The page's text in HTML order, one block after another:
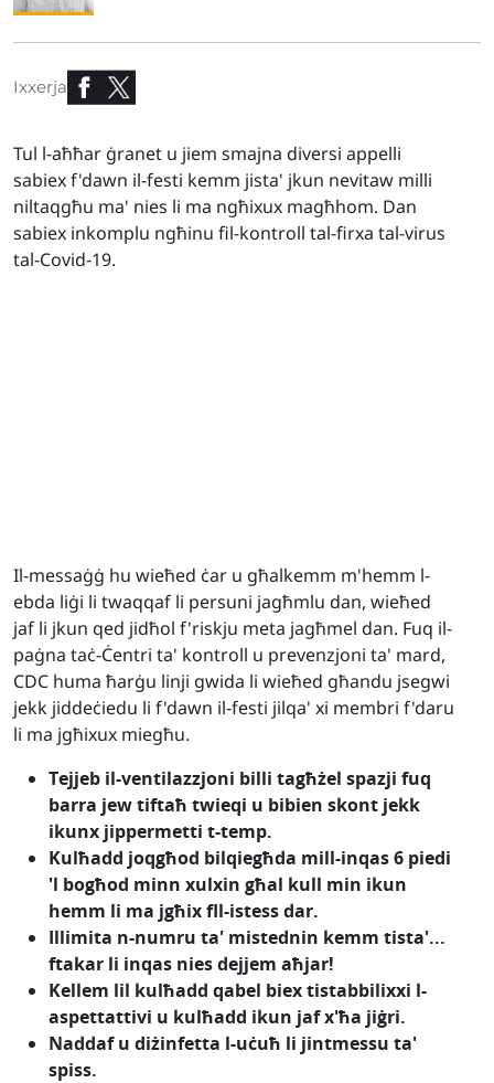
Ixxerja
Tul l-aħħar ġranet u jiem smajna diversi appelli
sabiex f'dawn il-festi kemm jista' jkun nevitaw milli
niltaqgħu ma' nies li ma ngħixux magħhom. Dan
sabiex inkomplu ngħinu fil-kontroll tal-firxa tal-virus
tal-Covid-19.
Il-messaġġ hu wieħed ċar u għalkemm m'hemm l-
ebda liġi li twaqqaf li persuni jagħmlu dan, wieħed
jaf li jkun qed jidħol f'riskju meta jagħmel dan. Fuq il-
paġna taċ-Ċentri ta' kontroll u prevenzjoni ta' mard,
CDC huma ħarġu linji gwida li wieħed għandu jsegwi
jekk jiddeċiedu li f'dawn il-festi jilqa' xi membri f'daru
li ma jgħixux miegħu.
Tejjeb il-ventilazzjoni billi tagħżel spazji fuq
barra jew tiftaħ twieqi u bibien skont jekk
ikunx jippermetti t-temp.
Kulħadd joqgħod bilqiegħda mill-inqas 6 piedi
'l bogħod minn xulxin għal kull min ikun
hemm li ma jgħix fll-istess dar.
Illimita n-numru ta' mistednin kemm tista'...
ftakar li inqas nies dejjem aħjar!
Kellem lil kulħadd qabel biex tistabbilixxi l-
aspettattivi u kulħadd ikun jaf x'ħa jiġri.
Naddaf u diżinfetta l-uċuħ li jintmessu ta'
spiss.